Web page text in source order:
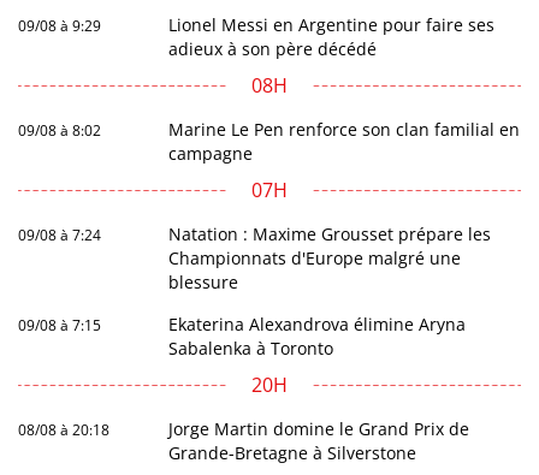
09/08 à 9:29
Lionel Messi en Argentine pour faire ses
adieux à son père décédé
08H
09/08 à 8:02
Marine Le Pen renforce son clan familial en
campagne
07H
09/08 à 7:24
Natation : Maxime Grousset prépare les
Championnats d'Europe malgré une
blessure
09/08 à 7:15
Ekaterina Alexandrova élimine Aryna
Sabalenka à Toronto
20H
08/08 à 20:18
Jorge Martin domine le Grand Prix de
Grande-Bretagne à Silverstone